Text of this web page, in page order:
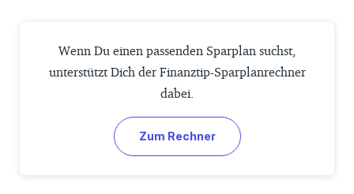
Wenn Du einen passenden Sparplan suchst,
unterstützt Dich der Finanztip-Sparplanrechner
dabei.
Zum Rechner